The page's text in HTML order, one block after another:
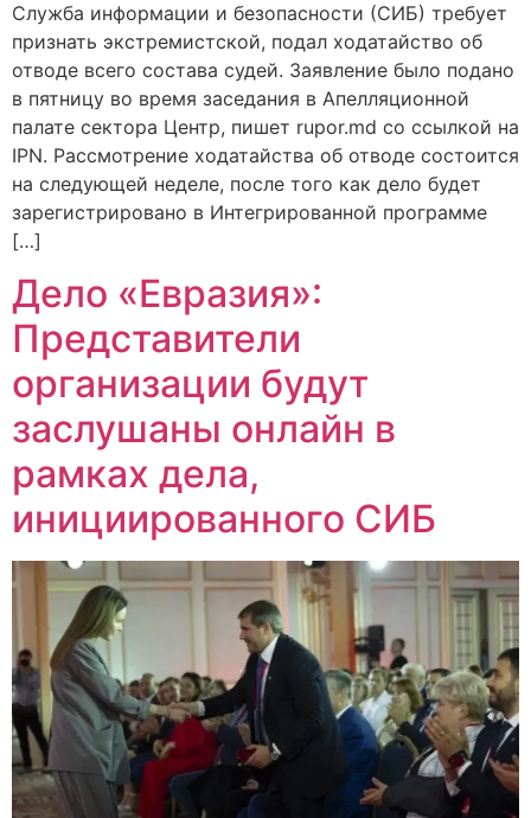
Служба информации и безопасности (СИБ) требует
признать экстремистской, подал ходатайство об
отводе всего состава судей. Заявление было подано
в пятницу во время заседания в Апелляционной
палате сектора Центр, пишет rupor.md со ссылкой на
IPN. Рассмотрение ходатайства об отводе состоится
на следующей неделе, после того как дело будет
зарегистрировано в Интегрированной программе
[…]
Дело «Евразия»:
Представители
организации будут
заслушаны онлайн в
рамках дела,
инициированного СИБ